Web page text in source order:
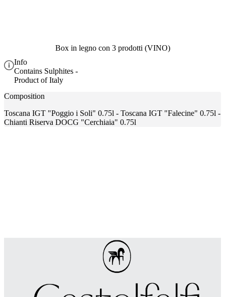
Box in legno con 3 prodotti (VINO)
Info
Contains Sulphites -
Product of Italy
Composition
Toscana IGT "Poggio i Soli" 0.75l - Toscana IGT "Falecine" 0.75l -
Chianti Riserva DOCG "Cerchiaia" 0.75l